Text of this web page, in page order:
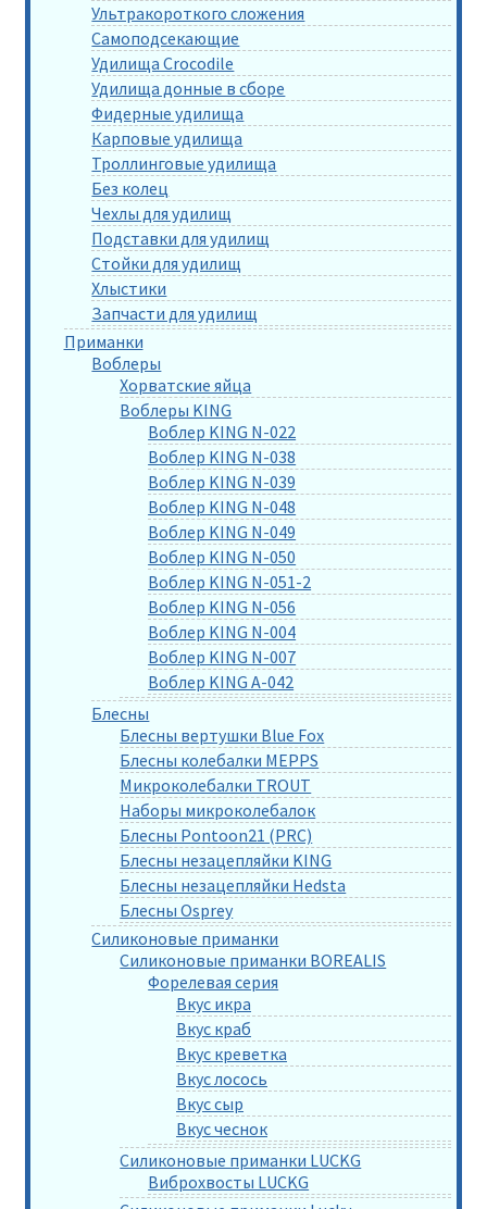
Ультракороткого сложения
Самоподсекающие
Удилища Crocodile
Удилища донные в сборе
Фидерные удилища
Карповые удилища
Троллинговые удилища
Без колец
Чехлы для удилищ
Подставки для удилищ
Стойки для удилищ
Хлыстики
Запчасти для удилищ
Приманки
Воблеры
Хорватские яйца
Воблеры KING
Воблер KING N-022
Воблер KING N-038
Воблер KING N-039
Воблер KING N-048
Воблер KING N-049
Воблер KING N-050
Воблер KING N-051-2
Воблер KING N-056
Воблер KING N-004
Воблер KING N-007
Воблер KING A-042
Блесны
Блесны вертушки Blue Fox
Блесны колебалки MEPPS
Микроколебалки TROUT
Наборы микроколебалок
Блесны Pontoon21 (PRC)
Блесны незацепляйки KING
Блесны незацепляйки Hedsta
Блесны Osprey
Силиконовые приманки
Силиконовые приманки BOREALIS
Форелевая серия
Вкус икра
Вкус краб
Вкус креветка
Вкус лосось
Вкус сыр
Вкус чеснок
Силиконовые приманки LUCKG
Виброхвосты LUCKG